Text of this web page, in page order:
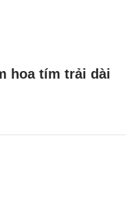
hoa tím trải dài